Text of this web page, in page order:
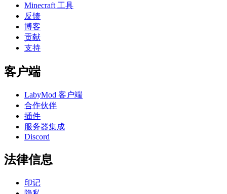
Minecraft 工具
反馈
博客
贡献
支持
客户端
LabyMod 客户端
合作伙伴
插件
服务器集成
Discord
法律信息
印记